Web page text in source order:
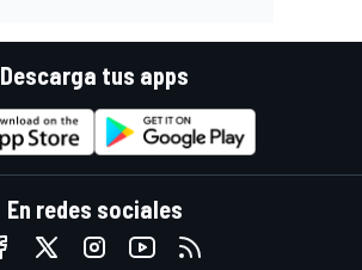
Descarga tus apps
En redes sociales